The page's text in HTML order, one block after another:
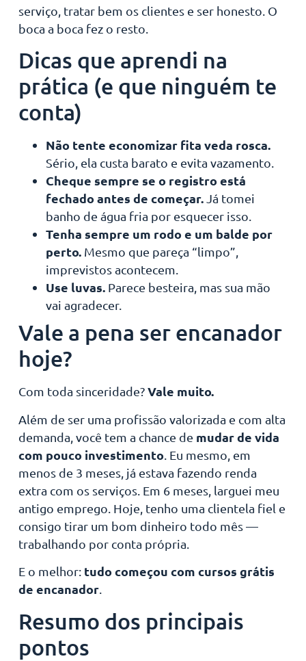
serviço, tratar bem os clientes e ser honesto. O
boca a boca fez o resto.
Dicas que aprendi na
prática (e que ninguém te
conta)
Não tente economizar fita veda rosca.
Sério, ela custa barato e evita vazamento.
Cheque sempre se o registro está
fechado antes de começar.Já tomei
banho de água fria por esquecer isso.
Tenha sempre um rodo e um balde por
perto.Mesmo que pareça “limpo”,
imprevistos acontecem.
Use luvas.Parece besteira, mas sua mão
vai agradecer.
Vale a pena ser encanador
hoje?
Com toda sinceridade?Vale muito.
Além de ser uma profissão valorizada e com alta
demanda, você tem a chance de mudar de vida
com pouco investimento . Eu mesmo, em
menos de 3 meses, já estava fazendo renda
extra com os serviços. Em 6 meses, larguei meu
antigo emprego. Hoje, tenho uma clientela fiel e
consigo tirar um bom dinheiro todo mês —
trabalhando por conta própria.
E o melhor: tudo começou com cursos grátis
de encanador.
Resumo dos principais
pontos